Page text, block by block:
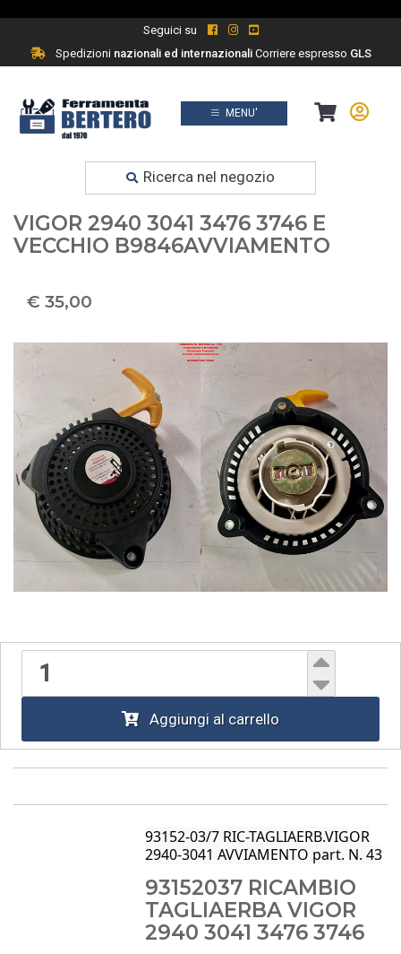
Seguici su
Spedizioninazionali ed internazionaliCorriere espresso GLS
MENU'
Ricerca nel negozio
Prodotti
93152-03/7 RIC-TAGLIAERB.VIGOR
2940-3041 AVVIAMENTO part. N. 43
93152037 RICAMBIO
TAGLIAERBA VIGOR
2940 3041 3476 3746
93152037 RICAMBIO TAGLIAERBA
VIGOR 2940 3041 3476 3746 E
VECCHIO B9846AVVIAMENTO
€ 35,00
Aggiungi al carrello